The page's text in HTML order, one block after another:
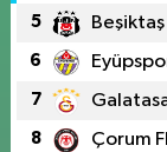
5 Beşiktaş
6
7
8 Çorum